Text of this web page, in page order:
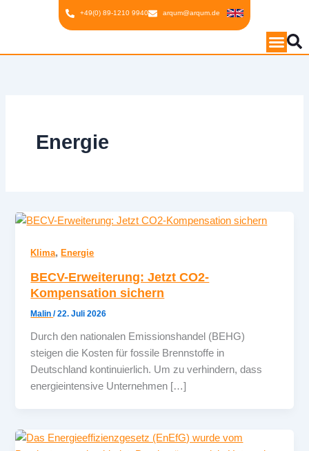
+49(0) 89-1210 9940 arqum@arqum.de
Energie
Klima,Energie
BECV-Erweiterung: Jetzt CO2-
Kompensation sichern
Malin/22. Juli 2026
Durch den nationalen Emissionshandel (BEHG)
steigen die Kosten für fossile Brennstoffe in
Deutschland kontinuierlich. Um zu verhindern, dass
energieintensive Unternehmen […]